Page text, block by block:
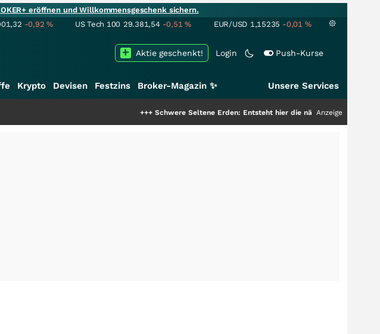
eröffnen und Willkommensgeschenk sichern.
-0,92% US Tech 100 29.381,54 -0,51% EUR/USD 1,15235 -0,01 %
Login Push-Kurse
Aktie geschenkt!
Krypto Devisen Festzins Broker-Magazin ✨ Unsere Services
Schwere Seltene Erden: Entsteht hier die nächste Milliardenstory?
Anzeige